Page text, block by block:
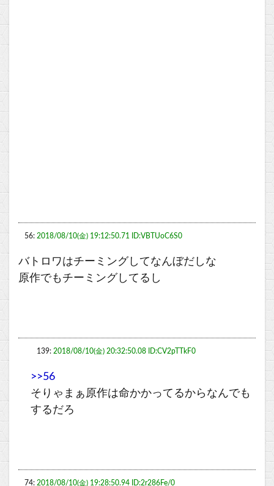
56: 2018/08/10(金) 19:12:50.71 ID:VBTUoC6S0
バトロワはチーミングしてなんぼだしな
原作でもチーミングしてるし
139: 2018/08/10(金) 20:32:50.08 ID:CV2pTTkF0
>>56
そりゃまぁ原作は命かかってるからなんでも
するだろ
74: 2018/08/10(金) 19:28:50.94 ID:2r286Fe/0